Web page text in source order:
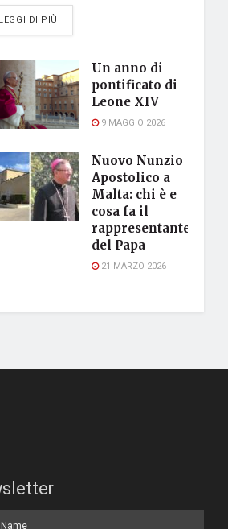
LEGGI DI PIÙ
Un anno di
pontificato di
Leone XIV
9 MAGGIO 2026
Nuovo Nunzio
Apostolico a
Malta: chi è e
cosa fa il
rappresentante
del Papa
21 MARZO 2026